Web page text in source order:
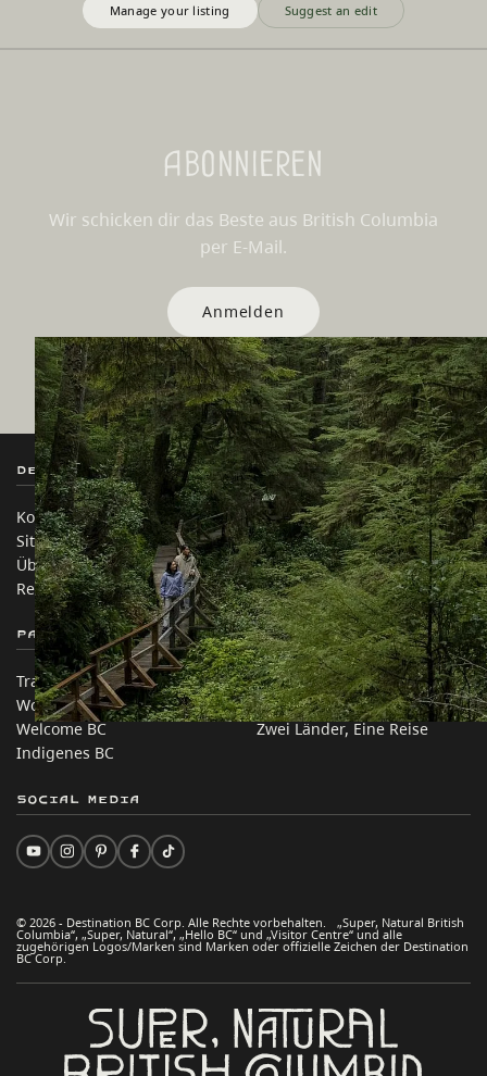
Manage your listing Suggest an edit
Abonnieren
Wir schicken dir das Beste aus British Columbia
per E-Mail.
Anmelden
Destination BC
Kontakt
Sitemap
Über uns
Rechtliches & Richtlinien
Unsere Websites
Reisebranche
Medien
Unternehmen
简体中文 – China
Partnerseiten
Trade & Invest BC
Work BC
Welcome BC
Indigenes BC
Auf dieser Website
Reisevorschläge
Praktische Tipps
Zwei Länder, Eine Reise
© 2026 - Destination BC Corp. Alle Rechte vorbehalten. „Super, Natural British
Columbia“, „Super, Natural“, „Hello BC“ und „Visitor Centre“ und alle
zugehörigen Logos/Marken sind Marken oder offizielle Zeichen der Destination
BC Corp.
Social Media